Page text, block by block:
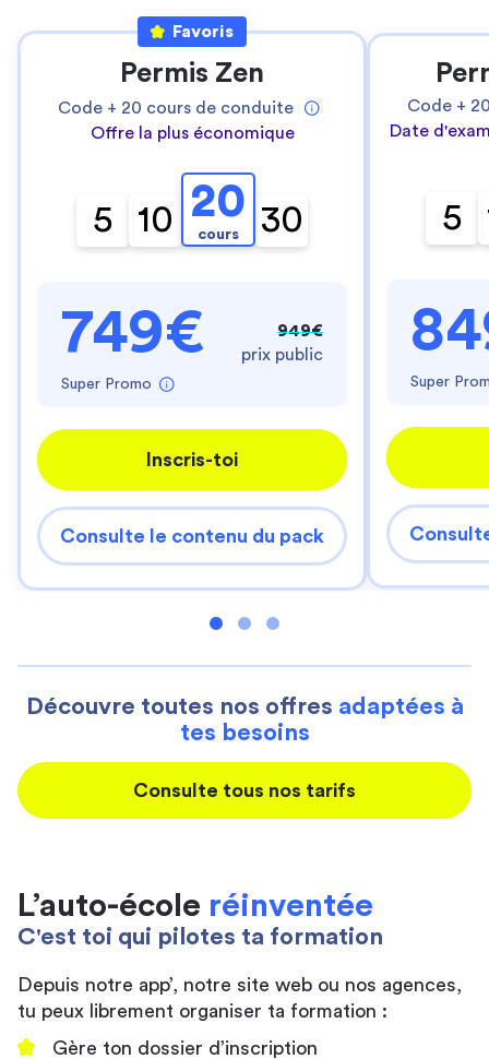
Favoris
Permis Zen
Code + 20 cours de conduite
Offre la plus économique
5 10 20
cours 30
749€
Super Promo
949€
prix public
Inscris-toi
Consulte le contenu du pack
Code +
Date
5
Super
Découvre toutes nos offres adaptées à
tes besoins
Consulte tous nos tarifs
L’auto-école réinventée
C'est toi qui pilotes ta formation
Depuis notre app’, notre site web ou nos agences,
tu peux librement organiser ta formation :
Gère ton dossier d’inscription